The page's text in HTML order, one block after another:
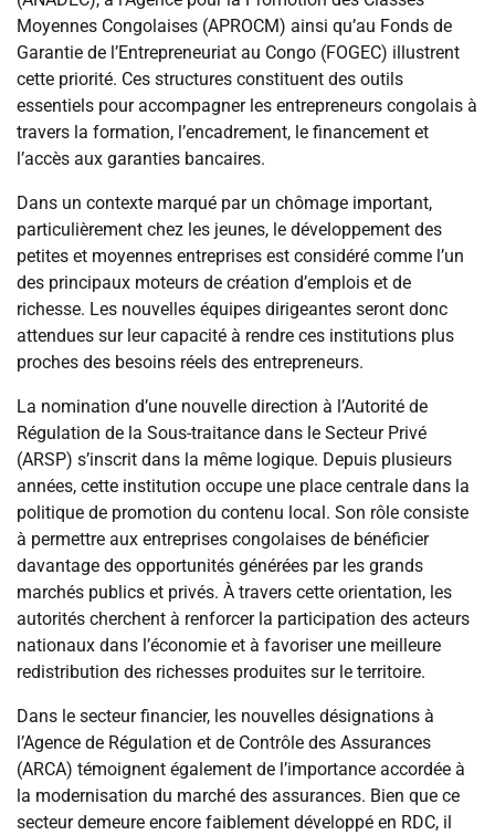
Moyennes Congolaises (APROCM) ainsi qu’au Fonds de
Garantie de l’Entrepreneuriat au Congo (FOGEC) illustrent
cette priorité. Ces structures constituent des outils
essentiels pour accompagner les entrepreneurs congolais à
travers la formation, l’encadrement, le financement et
l’accès aux garanties bancaires.
Dans un contexte marqué par un chômage important,
particulièrement chez les jeunes, le développement des
petites et moyennes entreprises est considéré comme l’un
des principaux moteurs de création d’emplois et de
richesse. Les nouvelles équipes dirigeantes seront donc
attendues sur leur capacité à rendre ces institutions plus
proches des besoins réels des entrepreneurs.
La nomination d’une nouvelle direction à l’Autorité de
Régulation de la Sous-traitance dans le Secteur Privé
(ARSP) s’inscrit dans la même logique. Depuis plusieurs
années, cette institution occupe une place centrale dans la
politique de promotion du contenu local. Son rôle consiste
à permettre aux entreprises congolaises de bénéficier
davantage des opportunités générées par les grands
marchés publics et privés. À travers cette orientation, les
autorités cherchent à renforcer la participation des acteurs
nationaux dans l’économie et à favoriser une meilleure
redistribution des richesses produites sur le territoire.
Dans le secteur financier, les nouvelles désignations à
l’Agence de Régulation et de Contrôle des Assurances
(ARCA) témoignent également de l’importance accordée à
la modernisation du marché des assurances. Bien que ce
secteur demeure encore faiblement développé en RDC, il